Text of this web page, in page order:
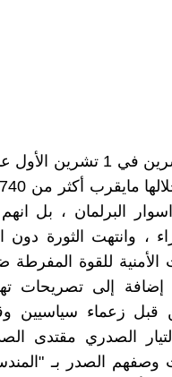
البرلمان ، بل
، وانتهت الثورة
إلى تصريحات
قبل زعماء سياسيين
الصدري مقتدى
وصفهم الصدر بـ